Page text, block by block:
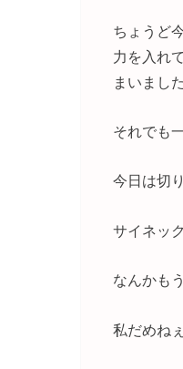
ちょうど
力を入れ
まいました
それでも
今日は切
サイネッ
なんかも
私だめね